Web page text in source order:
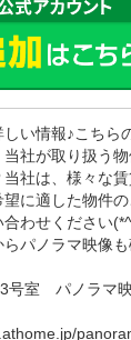
い情報♪こちら
社が取り扱う
社は、様々な
に適した物件
わせください
パノラマ映像
号室 パノラマ